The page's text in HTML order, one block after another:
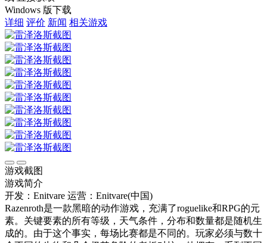
Windows 版下载
详细 评价 新闻 相关游戏
游戏截图
游戏简介
开发：Enitvare 运营：Enitvare(中国)
Razenroth是一款黑暗的动作游戏，充满了roguelike和RPG的元
素。关键要素的所有等级，天气条件，分布和数量都是随机生
成的。由于这个事实，每场比赛都是不同的。玩家必须与数十